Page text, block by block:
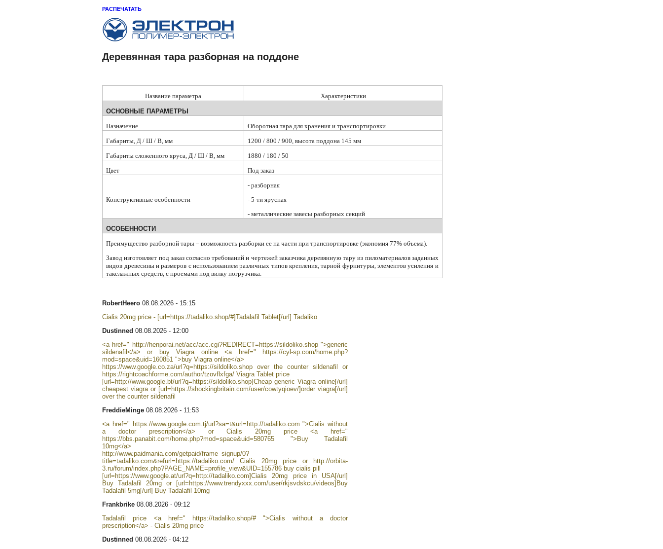
РАСПЕЧАТАТЬ
Деревянная тара разборная на поддоне
Название параметра Характеристики
ОСНОВНЫЕ ПАРАМЕТРЫ
Назначение
Оборотная тара для хранения и транспортировки
Габариты, Д / Ш / В, мм
1200 / 800 / 900, высота поддона 145 мм
Габариты сложенного яруса, Д / Ш / В, мм
1880 / 180 / 50
Цвет
Под заказ
Конструктивные особенности
- разборная
- 5-ти ярусная
- металлические завесы разборных секций
ОСОБЕННОСТИ
Преимущество разборной тары – возможность разборки ее на части при транспортировке (экономия 77% объема).
Завод изготовляет под заказ согласно требований и чертежей заказчика деревянную тару из пиломатериалов заданных
видов древесины и размеров с использованием различных типов крепления, тарной фурнитуры, элементов усиления и
такелажных средств, с проемами под вилку погрузчика.
RobertHeero 08.08.2026 - 15:15
Cialis 20mg price - [url=https://tadaliko.shop/#]Tadalafil Tablet[/url] Tadaliko
Dustinned 08.08.2026 - 12:00
<a href=" http://henporai.net/acc/acc.cgi?REDIRECT=https://sildoliko.shop ">generic
sildenafil</a> or buy Viagra online <a href=" https://cyl-sp.com/home.php?
mod=space&uid=160851 ">buy Viagra online</a>
https://www.google.co.za/url?q=https://sildoliko.shop over the counter sildenafil or
https://rightcoachforme.com/author/tzovflxfga/ Viagra Tablet price
[url=http://www.google.bt/url?q=https://sildoliko.shop]Cheap generic Viagra online[/url]
cheapest viagra or [url=https://shockingbritain.com/user/cowtyqioev/]order viagra[/url]
over the counter sildenafil
FreddieMinge 08.08.2026 - 11:53
<a href=" https://www.google.com.tj/url?sa=t&url=http://tadaliko.com ">Cialis without
a doctor prescription</a> or Cialis 20mg price <a href="
https://bbs.panabit.com/home.php?mod=space&uid=580765 ">Buy Tadalafil
10mg</a>
http://www.paidmania.com/getpaid/frame_signup/0?
title=tadaliko.com&refurl=https://tadaliko.com/ Cialis 20mg price or http://orbita-
3.ru/forum/index.php?PAGE_NAME=profile_view&UID=155786 buy cialis pill
[url=https://www.google.at/url?q=http://tadaliko.com]Cialis 20mg price in USA[/url]
Buy Tadalafil 20mg or [url=https://www.trendyxxx.com/user/rkjsvdskcu/videos]Buy
Tadalafil 5mg[/url] Buy Tadalafil 10mg
Frankbrike 08.08.2026 - 09:12
Tadalafil price <a href=" https://tadaliko.shop/# ">Cialis without a doctor
prescription</a> - Cialis 20mg price
Dustinned 08.08.2026 - 04:12